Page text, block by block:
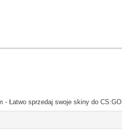
- Łatwo sprzedaj swoje skiny do CS:GO